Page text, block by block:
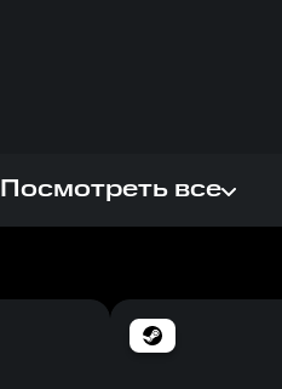
Посмотреть все